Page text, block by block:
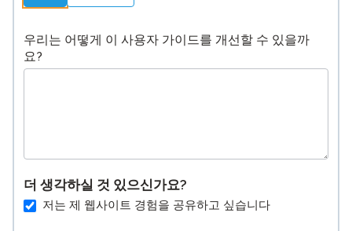
우리는 어떻게 이 사용자 가이드를 개선할 수 있을까
요?
더 생각하실 것 있으신가요?
저는 제 웹사이트 경험을 공유하고 싶습니다